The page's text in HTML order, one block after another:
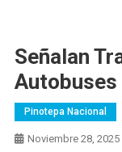
Señalan
Autobuses
Pinotepa Nacional
Noviembre 28, 2025